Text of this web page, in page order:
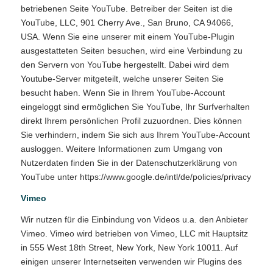
betriebenen Seite YouTube. Betreiber der Seiten ist die
YouTube, LLC, 901 Cherry Ave., San Bruno, CA 94066,
USA. Wenn Sie eine unserer mit einem YouTube-Plugin
ausgestatteten Seiten besuchen, wird eine Verbindung zu
den Servern von YouTube hergestellt. Dabei wird dem
Youtube-Server mitgeteilt, welche unserer Seiten Sie
besucht haben. Wenn Sie in Ihrem YouTube-Account
eingeloggt sind ermöglichen Sie YouTube, Ihr Surfverhalten
direkt Ihrem persönlichen Profil zuzuordnen. Dies können
Sie verhindern, indem Sie sich aus Ihrem YouTube-Account
ausloggen. Weitere Informationen zum Umgang von
Nutzerdaten finden Sie in der Datenschutzerklärung von
YouTube unter https://www.google.de/intl/de/policies/privacy
Vimeo
Wir nutzen für die Einbindung von Videos u.a. den Anbieter
Vimeo. Vimeo wird betrieben von Vimeo, LLC mit Hauptsitz
in 555 West 18th Street, New York, New York 10011. Auf
einigen unserer Internetseiten verwenden wir Plugins des